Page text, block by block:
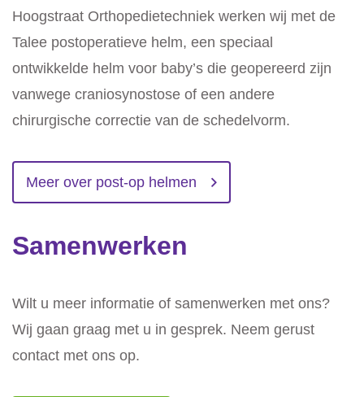
Hoogstraat Orthopedietechniek werken wij met de
Talee postoperatieve helm, een speciaal
ontwikkelde helm voor baby’s die geopereerd zijn
vanwege craniosynostose of een andere
chirurgische correctie van de schedelvorm.
Meer over post-op helmen
Samenwerken
Wilt u meer informatie of samenwerken met ons?
Wij gaan graag met u in gesprek. Neem gerust
contact met ons op.